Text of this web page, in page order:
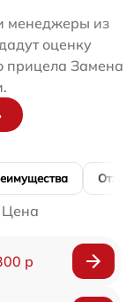
менеджеры из
оценку
прицела Замена
Цена
р